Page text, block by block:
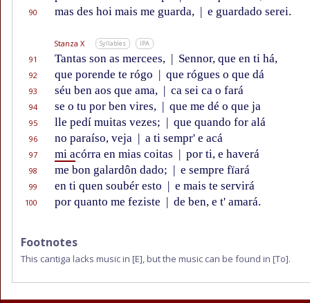
90 mas des hoi mais me guarda, | e guardado serei.
Stanza X Syllables IPA
91 Tantas son as mercees, | Sennor, que en ti há,
92 que porende te rógo | que rógues o que dá
93 séu ben aos que ama, | ca sei ca o fará
94 se o tu por ben vires, | que me dé o que ja
95 lle pedí muitas vezes; | que quando for alá
96 no paraíso, veja | a ti sempr' e acá
97 mi acórra en mias coitas | por ti, e haverá
98 me bon galardôn dado; | e sempre fïará
99 en ti quen soubér esto | e mais te servirá
100 por quanto me feziste | de ben, e t' amará.
Footnotes
This cantiga lacks music in [E], but the music can be found in [To].